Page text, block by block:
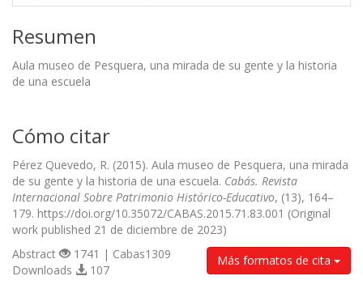
Resumen
Aula museo de Pesquera, una mirada de su gente y la historia
de una escuela
Cómo citar
Pérez Quevedo, R. (2015). Aula museo de Pesquera, una mirada
de su gente y la historia de una escuela. Cabás. Revista
Internacional Sobre Patrimonio Histórico-Educativo, (13), 164–
179. https://doi.org/10.35072/CABAS.2015.71.83.001 (Original
work published 21 de diciembre de 2023)
Más formatos de cita
Abstract
1741 | Cabas1309
Downloads
107